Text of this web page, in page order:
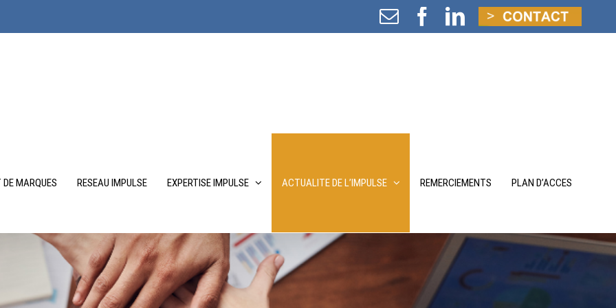
Email Facebook
LinkedIn
DEMANDE
DE
MARQUES RESEAU IMPULSE EXPERTISE IMPULSE ACTUALITE DE L’IMPULSE REMERCIEMENTS PLAN D’ACCES